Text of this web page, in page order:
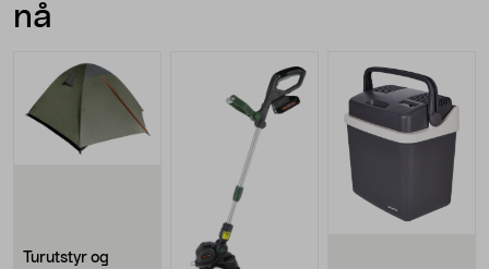
nå
Turutstyr og